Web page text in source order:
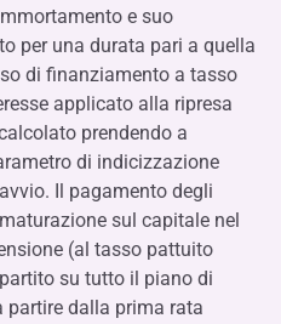
e suo
per una durata pari a quella
di finanziamento a tasso
applicato alla ripresa
prendendo a
di indicizzazione
Il pagamento degli
sul capitale nel
(al tasso pattuito
su tutto il piano di
partire dalla prima rata